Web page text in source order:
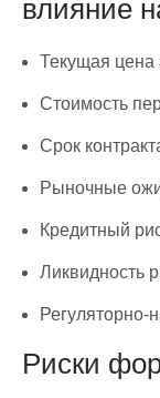
влияние
Текущая цена
Стоимость
Срок
Рыночные
Кредитный
Ликвидность
Регуляторно-
Риски